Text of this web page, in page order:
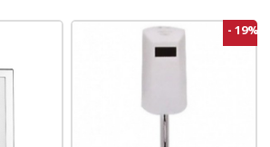
- 19%